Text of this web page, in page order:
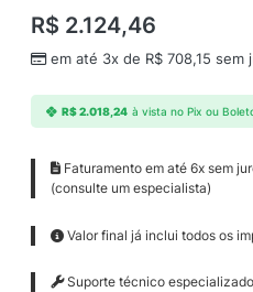
R$ 2.124,46
em até 3x de R$ 708,15 sem
R$2.018,24 à vista no Pix ou
Faturamento em até 6x sem
(consulte um especialista)
Valor final já inclui todos os
Suporte técnico especializado